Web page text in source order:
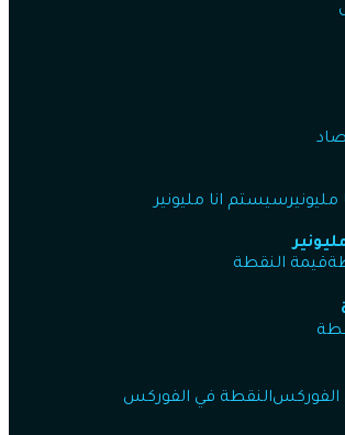
سيستم انا مليونير
قيمة النقطة
النقطة في الفوركس